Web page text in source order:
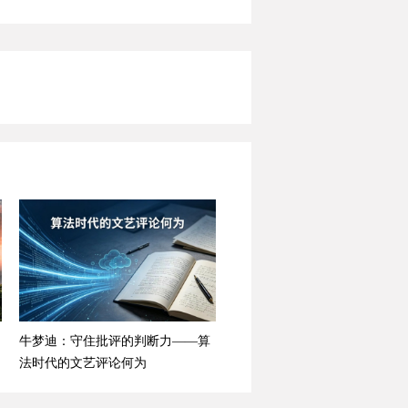
牛梦迪：守住批评的判断力——算
法时代的文艺评论何为